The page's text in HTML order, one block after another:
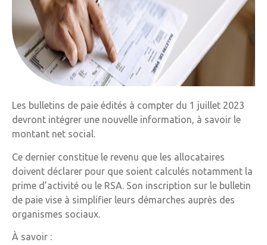
Les bulletins de paie édités à compter du 1 juillet 2023
devront intégrer une nouvelle information, à savoir le
montant net social.
Ce dernier constitue le revenu que les allocataires
doivent déclarer pour que soient calculés notamment la
prime d’activité ou le RSA. Son inscription sur le bulletin
de paie vise à simplifier leurs démarches auprès des
organismes sociaux.
À savoir :